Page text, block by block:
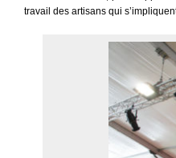
travail des artisans qui